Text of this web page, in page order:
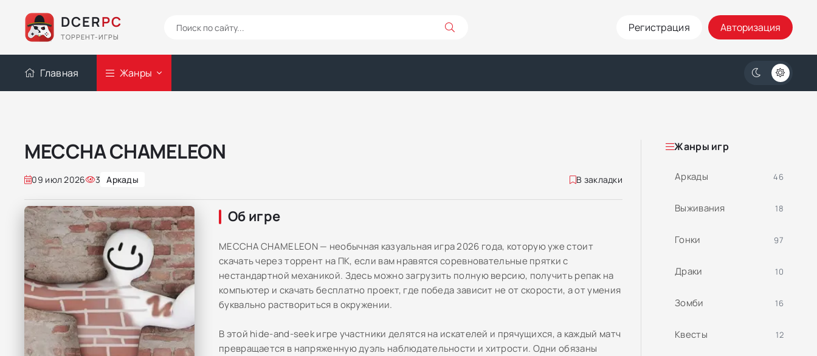
DCERPC
ТОРРЕНТ-ИГРЫ
Регистрация Авторизация
Главная Жанры
MECCHA CHAMELEON
09 июл 2026 3 Аркады В закладки
Об игре
MECCHA CHAMELEON — необычная казуальная игра 2026 года, которую уже стоит
скачать через торрент на ПК, если вам нравятся соревновательные прятки с
нестандартной механикой. Здесь можно загрузить полную версию, получить репак на
компьютер и скачать бесплатно проект, где победа зависит не от скорости, а от умения
буквально раствориться в окружении.
В этой hide-and-seek игре участники делятся на искателей и прячущихся, а каждый матч
превращается в напряженную дуэль наблюдательности и хитрости. Одни обязаны
Жанры игр
Аркады 46
Выживания 18
Гонки 97
Драки 10
Зомби 16
Квесты 12